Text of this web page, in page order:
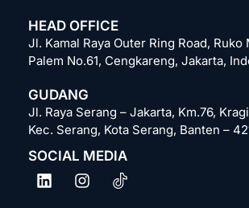
HEAD OFFICE
Jl. Kamal Raya Outer Ring Road, Ruko
Palem No.61, Cengkareng, Jakarta,
GUDANG
Jl. Raya Serang – Jakarta, Km.76,
Kec. Serang, Kota Serang, Banten –
SOCIAL MEDIA
L
i
I
n